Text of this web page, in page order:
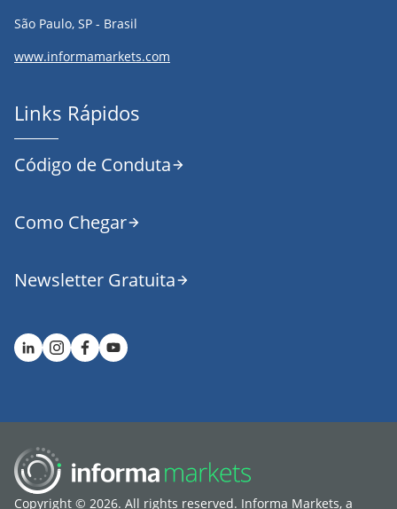
São Paulo, SP - Brasil
www.informamarkets.com
Links Rápidos
Código de Conduta
Como Chegar
Newsletter Gratuita
Copyright © 2026. All rights reserved. Informa Markets, a